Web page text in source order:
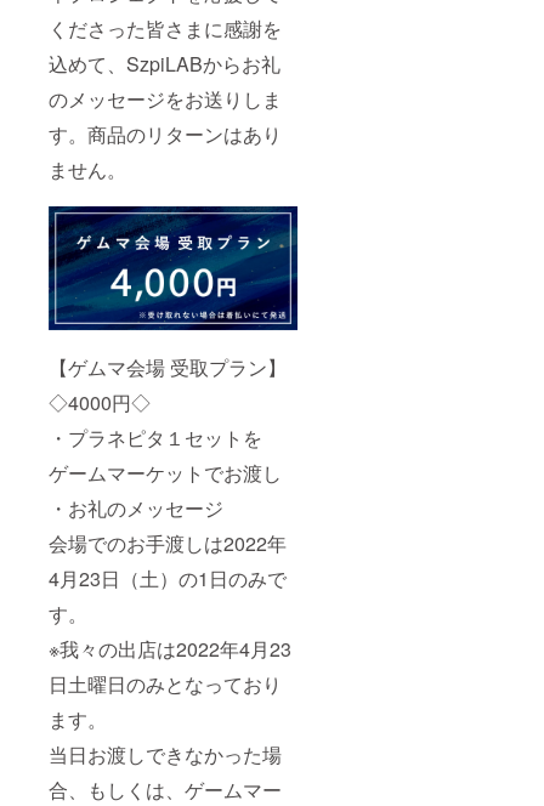
くださった皆さまに感謝を
込めて、SzpiLABからお礼
のメッセージをお送りしま
す。商品のリターンはあり
ません。
【ゲムマ会場 受取プラン】
◇4000円◇
・プラネピタ１セットを
ゲームマーケットでお渡し
・お礼のメッセージ
会場でのお手渡しは2022年
4月23日（土）の1日のみで
す。
※我々の出店は2022年4月23
日土曜日のみとなっており
ます。
当日お渡しできなかった場
合、もしくは、ゲームマー